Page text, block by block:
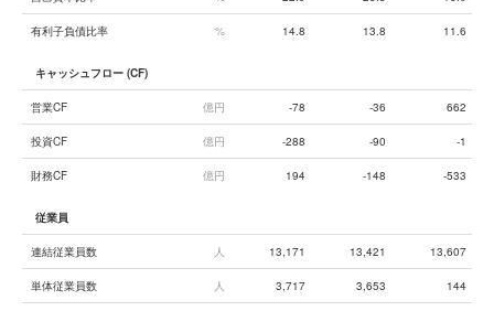
有利子負債比率 % 14.8 13.8 11.6
キャッシュフロー (CF)
営業CF 億円 -78 -36 662
投資CF 億円 -288 -90 -1
財務CF 億円 194 -148 -533
従業員
連結従業員数 人 13,171 13,421 13,607
単体従業員数 人 3,717 3,653 144